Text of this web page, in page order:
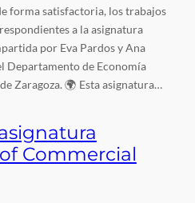
forma satisfactoria, los trabajos
a la asignatura
por Eva Pardos y Ana
Departamento de Economía
Zaragoza. 🌍 Esta asignatura…
Commercial